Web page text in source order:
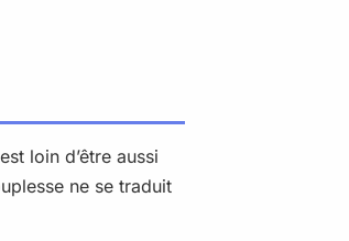
loin d’être aussi
ne se traduit